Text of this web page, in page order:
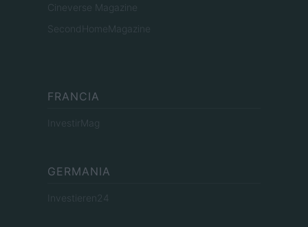
Cineverse Magazine
SecondHomeMagazine
FRANCIA
InvestirMag
GERMANIA
Investieren24